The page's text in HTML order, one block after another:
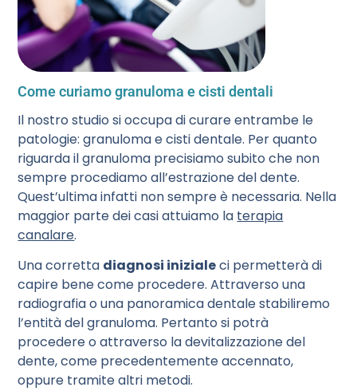
Come curiamo granuloma e cisti dentali
Il nostro studio si occupa di curare entrambe le
patologie: granuloma e cisti dentale. Per quanto
riguarda il granuloma precisiamo subito che non
sempre procediamo all’estrazione del dente.
Quest’ultima infatti non sempre è necessaria. Nella
maggior parte dei casi attuiamo la terapia
canalare.
Una corretta diagnosi inizialeci permetterà di
capire bene come procedere. Attraverso una
radiografia o una panoramica dentale stabiliremo
l’entità del granuloma. Pertanto si potrà
procedere o attraverso la devitalizzazione del
dente, come precedentemente accennato,
oppure tramite altri metodi.